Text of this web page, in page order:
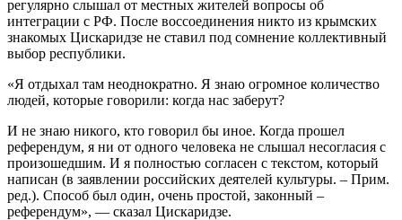
регулярно слышал от местных жителей вопросы об
интеграции с РФ. После воссоединения никто из крымских
знакомых Цискаридзе не ставил под сомнение коллективный
выбор республики.
«Я отдыхал там неоднократно. Я знаю огромное количество
людей, которые говорили: когда нас заберут?
И не знаю никого, кто говорил бы иное. Когда прошел
референдум, я ни от одного человека не слышал несогласия с
произошедшим. И я полностью согласен с текстом, который
написан (в заявлении российских деятелей культуры. – Прим.
ред.). Способ был один, очень простой, законный –
референдум», — сказал Цискаридзе.